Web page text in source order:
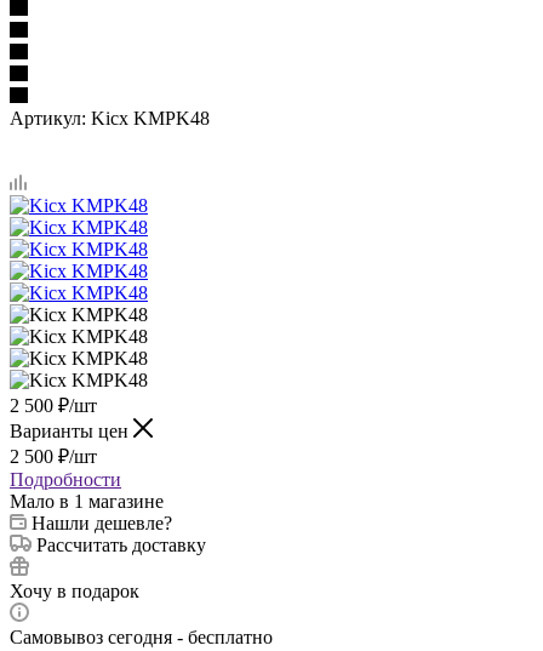
Артикул: Kicx KMPK48
2 500 ₽/шт
Варианты цен
2 500 ₽/шт
Подробности
Мало в 1 магазине
Нашли дешевле?
Рассчитать доставку
Хочу в подарок
Самовывоз сегодня - бесплатно